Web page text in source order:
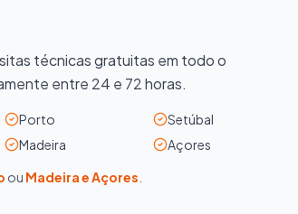
técnicas gratuitas em todo o
entre 24 e 72 horas.
Porto
Setúbal
Madeira
Açores
ou Madeira e Açores